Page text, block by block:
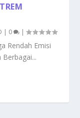
| 0 |
Rendah Emisi